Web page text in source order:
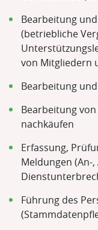
Bearbeitung
(betriebliche
von Mitgliedern
Bearbeitung
Bearbeitung
nachkäufen
Erfassung,
Meldungen (An-
Führung des